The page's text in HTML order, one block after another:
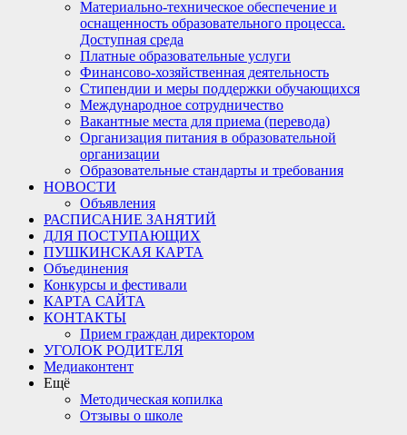
Материально-техническое обеспечение и
оснащенность образовательного процесса.
Доступная среда
Платные образовательные услуги
Финансово-хозяйственная деятельность
Стипендии и меры поддержки обучающихся
Международное сотрудничество
Вакантные места для приема (перевода)
Организация питания в образовательной
организации
Образовательные стандарты и требования
НОВОСТИ
Объявления
РАСПИСАНИЕ ЗАНЯТИЙ
ДЛЯ ПОСТУПАЮЩИХ
ПУШКИНСКАЯ КАРТА
Объединения
Конкурсы и фестивали
КАРТА САЙТА
КОНТАКТЫ
Прием граждан директором
УГОЛОК РОДИТЕЛЯ
Медиаконтент
Ещё
Методическая копилка
Отзывы о школе